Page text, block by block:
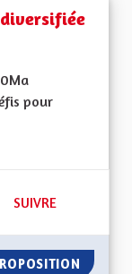
diversifiée
pour
50 ABONNÉS
SUIVRE
POUR